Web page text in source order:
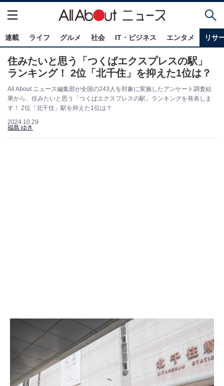
連載 ライフ グルメ 社会 IT・ビジネス エンタメ リサ
住みたいと思う「つくばエクスプレスの駅」
ランキング！ 2位「北千住」を抑えた1位は？
All About ニュース編集部が全国の243人を対象に実施したアンケート調査結
果から、住みたいと思う「つくばエクスプレスの駅」ランキングを発表しま
す！ 2位「北千住」駅を抑えた1位は？
2024.10.29
福島 ゆき